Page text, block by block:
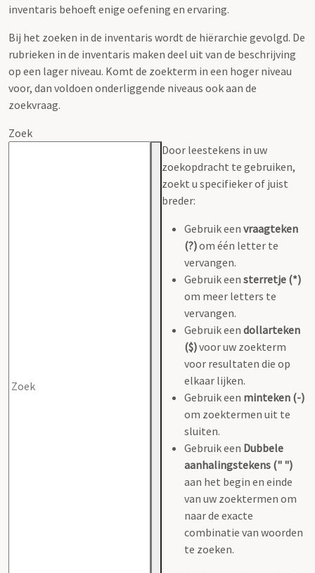
inventaris behoeft enige oefening en ervaring.
Bij het zoeken in de inventaris wordt de hiërarchie gevolgd. De
rubrieken in de inventaris maken deel uit van de beschrijving
op een lager niveau. Komt de zoekterm in een hoger niveau
voor, dan voldoen onderliggende niveaus ook aan de
zoekvraag.
Zoek
Door leestekens in uw
zoekopdracht te gebruiken,
zoekt u specifieker of juist
breder:
Gebruik een vraagteken
(?)om één letter te
vervangen.
Gebruik een sterretje (*)
om meer letters te
vervangen.
Gebruik een dollarteken
($)voor uw zoekterm
voor resultaten die op
elkaar lijken.
Gebruik een minteken (-)
om zoektermen uit te
sluiten.
Gebruik een Dubbele
aanhalingstekens (" ")
aan het begin en einde
van uw zoektermen om
naar de exacte
combinatie van woorden
te zoeken.